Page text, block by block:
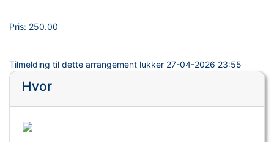
Pris: 250.00
Tilmelding til dette arrangement lukker 27-04-2026 23:55
Hvor